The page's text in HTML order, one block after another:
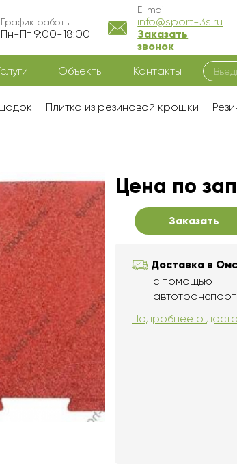
График работы
Пн-Пт 9:00-18:00
E-mail
info@sport-3s.ru
Заказать
звонок
Объекты Контакты
Плитка из резиновой крошки
Цена по
Заказать
Доставка в
с помощью
Подробнее о